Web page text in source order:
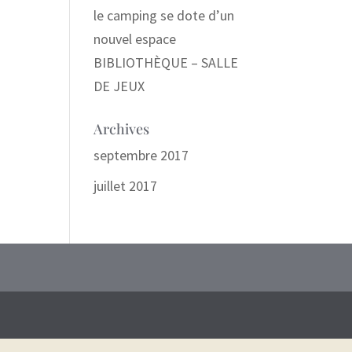
le camping se dote d’un
nouvel espace
BIBLIOTHÈQUE – SALLE
DE JEUX
Archives
septembre 2017
juillet 2017